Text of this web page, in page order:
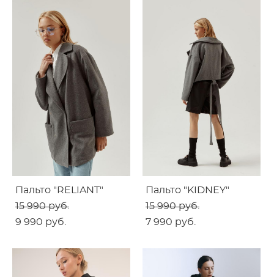
Пальто "RELIANT"
15 990 pуб.
9 990 pуб.
Пальто "KIDNEY"
15 990 pуб.
7 990 pуб.